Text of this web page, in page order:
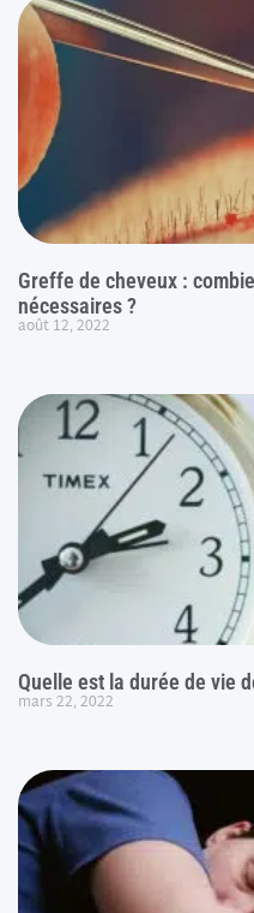
Greffe de cheveux :
nécessaires ?
août 12, 2022
Quelle est la durée de vie
mars 22, 2022